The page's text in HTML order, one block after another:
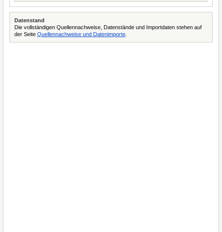
Datenstand
Die vollständigen Quellennachweise, Datenstände und Importdaten stehen auf
der Seite Quellennachweise und Datenimporte